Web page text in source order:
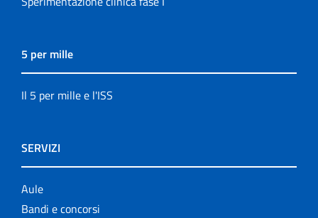
5 per mille
Il 5 per mille e l'ISS
SERVIZI
Aule
Bandi e concorsi